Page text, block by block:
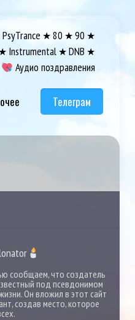
PsyTrance ★80 ★90 ★
Instrumental ★DNB ★
Аудио поздравления
Телеграм
сообщаем, что создатель
под псевдонимом
Он вложил в этот сайт
создав место, которое